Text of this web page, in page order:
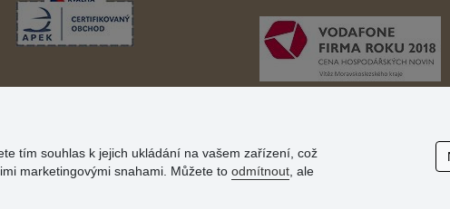
tím souhlas k jejich ukládání na vašem zařízení, což
marketingovými snahami. Můžete to odmítnout , ale